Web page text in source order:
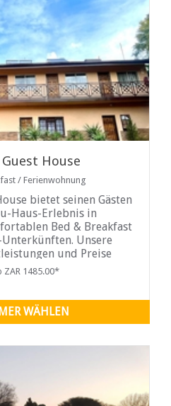
House
/ Ferienwohnung
bietet seinen Gästen
Haus-Erlebnis in
Bed & Breakfast
Unsere
und Preise
ZAR 1485.00*
WÄHLEN